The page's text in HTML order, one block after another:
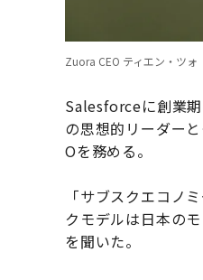
Zuora CEO ティエン・ツォ
Salesforceに創業
の思想的リーダー
Oを務める。
「サブスクエコノ
クモデルは日本の
を聞いた。